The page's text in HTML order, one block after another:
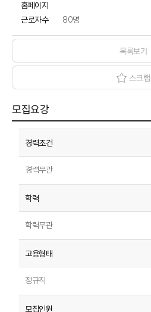
홈페이지
근로자수
80명
목록보기
스크랩
모집요강
경력무관
학력무관
정규직